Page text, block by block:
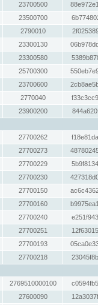
23700500
23500700
2790010
23300130
23300580
25700300
23700600
2770040
23900200
27700262
27700273
27700229
27700230
27700150
27700160
27700240
27700251
27700193
27700218
2769510000100
27600090